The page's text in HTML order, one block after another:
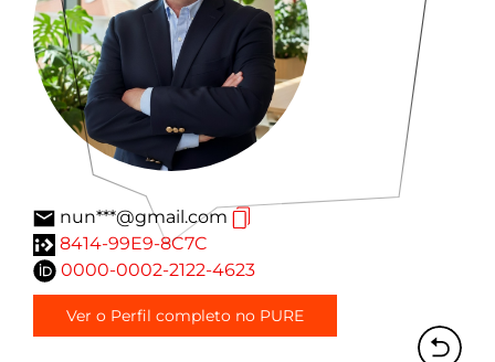
nun***@gmail.com
8414-99E9-8C7C
0000-0002-2122-4623
Ver o Perfil completo no PURE